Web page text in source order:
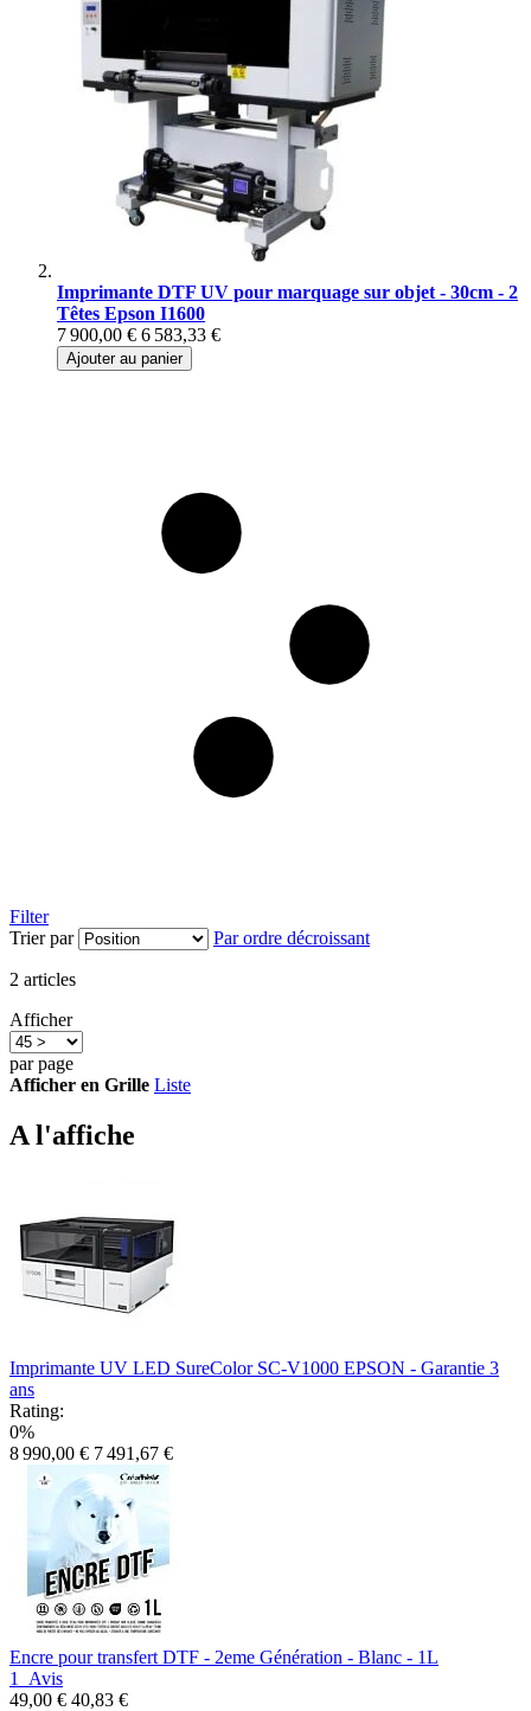
Imprimante DTF UV pour marquage sur objet - 30cm - 2
Têtes Epson I1600
7 900,00 € 6 583,33 €
Ajouter au panier
Filter
Trier par
Par ordre décroissant
2 articles
Afficher
par page
Afficher en Grille Liste
A l'affiche
Imprimante UV LED SureColor SC-V1000 EPSON - Garantie 3
ans
Rating:
0%
8 990,00 € 7 491,67 €
Encre pour transfert DTF - 2eme Génération - Blanc - 1L
1 Avis
49,00 € 40,83 €